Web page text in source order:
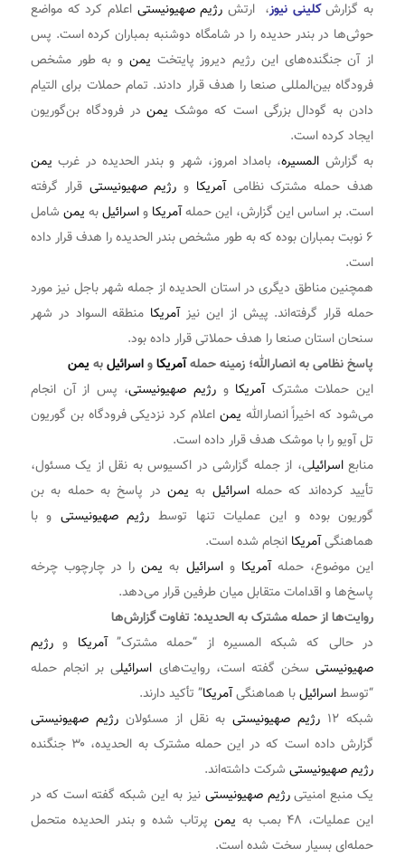
به گزارشکلینی نیوز، ارتش رژیم صهیونیستی اعلام کرد که مواضع
حوثی‌ها در بندر حدیده را در شامگاه دوشنبه بمباران کرده است. پس
از آن جنگنده‌های این رژیم دیروز پایتخت یمن و به طور مشخص
فرودگاه بین‌المللی صنعا را هدف قرار دادند. تمام حملات برای التیام
دادن به گودال بزرگی است که موشک یمندر فرودگاه بن‌گوریون
ایجاد کرده است.
به گزارش المسیره، بامداد امروز، شهر و بندر الحدیده در غرب یمن
هدف حمله مشترک نظامیآمریکا و رژیم صهیونیستی قرار گرفته
است. بر اساس این گزارش، این حملهآمریکا واسرائیلبه یمن شامل
۶ نوبت بمباران بوده که به طور مشخص بندر الحدیده را هدف قرار داده
است.
همچنین مناطق دیگری در استان الحدیده از جمله شهر باجل نیز مورد
حمله قرار گرفته‌اند. پیش از این نیزآمریکا منطقه السواد در شهر
سنحان استان صنعا را هدف حملاتی قرار داده بود.
پاسخ نظامی به انصارالله؛ زمینه حملهآمریکاواسرائیلبه یمن
این حملات مشترکآمریکا و رژیم صهیونیستی، پس از آن انجام
می‌شود که اخیراً انصارالله یمن اعلام کرد نزدیکی فرودگاه بن گوریون
تل آویو را با موشک هدف قرار داده است.
منابعاسرائیلی، از جمله گزارشی در اکسیوس به نقل از یک مسئول،
تأیید کرده‌اند که حملهاسرائیل به یمن در پاسخ به حمله به بن
گوریون بوده و این عملیات تنها توسط رژیم صهیونیستی و با
هماهنگیآمریکا انجام شده است.
این موضوع، حملهآمریکا واسرائیل به یمنرا در چارچوب چرخه
پاسخ‌ها و اقدامات متقابل میان طرفین قرار می‌دهد.
روایت‌ها از حمله مشترک به الحدیده: تفاوت گزارش‌ها
در حالی که شبکه المسیره از “حمله مشترک”آمریکا ورژیم
صهیونیستیسخن گفته است، روایت‌های اسرائیلی بر انجام حمله
“توسطاسرائیلبا هماهنگیآمریکا” تأکید دارند.
شبکه ۱۲
رژیم صهیونیستیبه نقل از مسئولانرژیم صهیونیستی
گزارش داده است که در این حمله مشترک به الحدیده، ۳۰ جنگنده
رژیم صهیونیستیشرکت داشته‌اند.
یک منبع امنیتیرژیم صهیونیستی نیز به این شبکه گفته است که در
این عملیات، ۴۸ بمب به
یمن پرتاب شده و بندر الحدیده متحمل
حمله‌ای بسیار سخت شده است.